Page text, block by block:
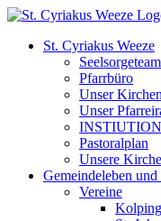
Zum
springenSt. Cyriakus Weeze
Seelsorgeteam
Pfarrbüro
Unser
Unser
Pastoralplan
Unsere
Gemeindeleben und
Vereine